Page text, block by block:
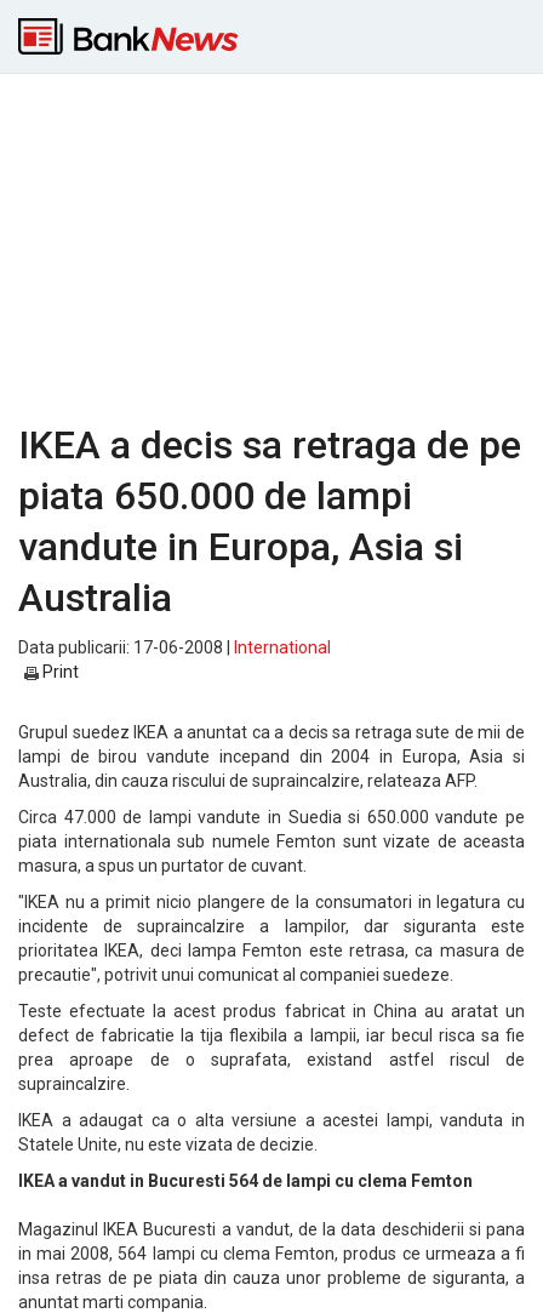
IKEA a decis sa retraga de pe
piata 650.000 de lampi
vandute in Europa, Asia si
Australia
Data publicarii: 17-06-2008 |
International
Print
Grupul suedez IKEA a anuntat ca a decis sa retraga sute de mii de
lampi de birou vandute incepand din 2004 in Europa, Asia si
Australia, din cauza riscului de supraincalzire, relateaza AFP.
Circa 47.000 de lampi vandute in Suedia si 650.000 vandute pe
piata internationala sub numele Femton sunt vizate de aceasta
masura, a spus un purtator de cuvant.
"IKEA nu a primit nicio plangere de la consumatori in legatura cu
incidente de supraincalzire a lampilor, dar siguranta este
prioritatea IKEA, deci lampa Femton este retrasa, ca masura de
precautie", potrivit unui comunicat al companiei suedeze.
Teste efectuate la acest produs fabricat in China au aratat un
defect de fabricatie la tija flexibila a lampii, iar becul risca sa fie
prea aproape de o suprafata, existand astfel riscul de
supraincalzire.
IKEA a adaugat ca o alta versiune a acestei lampi, vanduta in
Statele Unite, nu este vizata de decizie.
IKEA a vandut in Bucuresti 564 de lampi cu clema Femton
Magazinul IKEA Bucuresti a vandut, de la data deschiderii si pana
in mai 2008, 564 lampi cu clema Femton, produs ce urmeaza a fi
insa retras de pe piata din cauza unor probleme de siguranta, a
anuntat marti compania.